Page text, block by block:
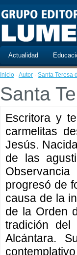
Actualidad
Inicio · Autor · Santa Teresa
Santa
Escritora y
carmelitas
Jesús.
de las
progresó de
causa de la
de la Orden
tradición
Alcántara.